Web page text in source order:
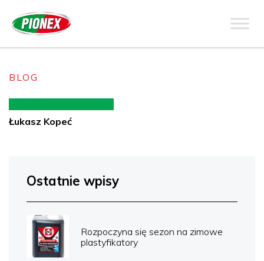
BLOG
Łukasz Kopeć
Ostatnie wpisy
Rozpoczyna się sezon na zimowe
plastyfikatory